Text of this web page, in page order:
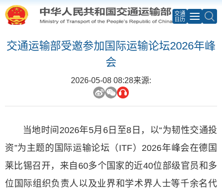
交通
日历
交通运输部受邀参加国际运输论坛2026年峰
会
2026-05-08 08:28来源:
当地时间 2026年5月 6日至8 日，以“为韧性交通投
资”为主题的国际运输论坛（ ITF） 2026年峰会在德国
莱比锡召开，来自 60多个国家的近40位部级官员和多
位国际组织负责人以及业界和学术界人士等千余名代